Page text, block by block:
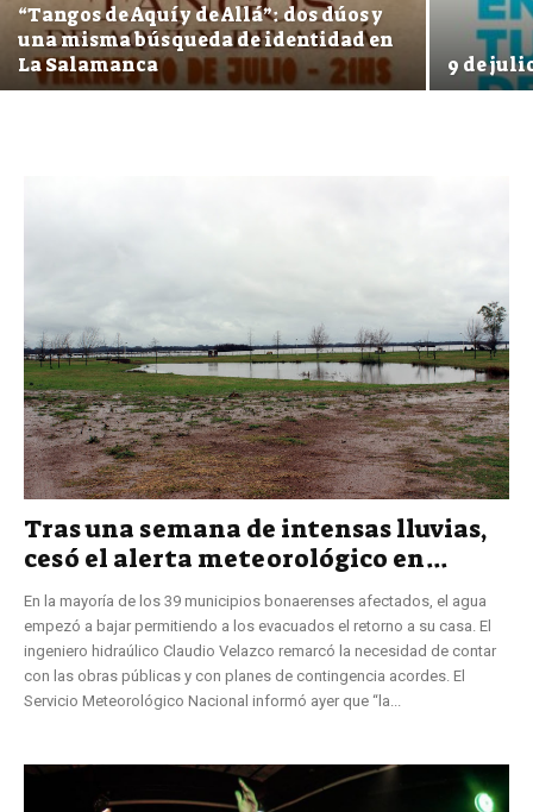
“Tangos de Aquí y de Allá”: dos dúos y
una misma búsqueda de identidad en
La Salamanca
9 de
Tras una semana de intensas lluvias,
cesó el alerta meteorológico en...
En la mayoría de los 39 municipios bonaerenses afectados, el agua
empezó a bajar permitiendo a los evacuados el retorno a su casa. El
ingeniero hidraúlico Claudio Velazco remarcó la necesidad de contar
con las obras públicas y con planes de contingencia acordes. El
Servicio Meteorológico Nacional informó ayer que “la...